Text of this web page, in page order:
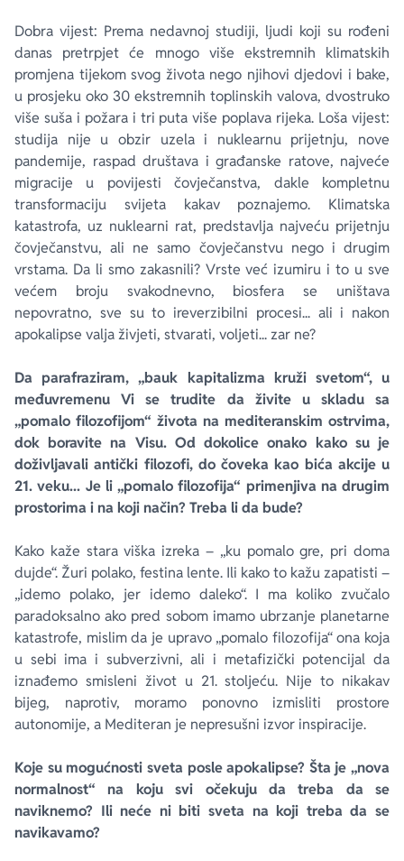
Dobra vijest: Prema nedavnoj studiji, ljudi koji su rođeni
danas pretrpjet će mnogo više ekstremnih klimatskih
promjena tijekom svog života nego njihovi djedovi i bake,
u prosjeku oko 30 ekstremnih toplinskih valova, dvostruko
više suša i požara i tri puta više poplava rijeka. Loša vijest:
studija nije u obzir uzela i nuklearnu prijetnju, nove
pandemije, raspad društava i građanske ratove, najveće
migracije u povijesti čovječanstva, dakle kompletnu
transformaciju svijeta kakav poznajemo. Klimatska
katastrofa, uz nuklearni rat, predstavlja najveću prijetnju
čovječanstvu, ali ne samo čovječanstvu nego i drugim
vrstama. Da li smo zakasnili? Vrste već izumiru i to u sve
većem broju svakodnevno, biosfera se uništava
nepovratno, sve su to ireverzibilni procesi... ali i nakon
apokalipse valja živjeti, stvarati, voljeti... zar ne?
Da parafraziram, „bauk kapitalizma kruži svetom“, u
međuvremenu Vi se trudite da živite u skladu sa
„pomalo filozofijom“ života na mediteranskim ostrvima,
dok boravite na Visu. Od dokolice onako kako su je
doživljavali antički filozofi, do čoveka kao bića akcije u
21. veku... Je li „pomalo filozofija“ primenjiva na drugim
prostorima i na koji način? Treba li da bude?
Kako kaže stara viška izreka – „ku pomalo gre, pri doma
dujde“. Žuri polako, festina lente. Ili kako to kažu zapatisti –
„idemo polako, jer idemo daleko“. I ma koliko zvučalo
paradoksalno ako pred sobom imamo ubrzanje planetarne
katastrofe, mislim da je upravo „pomalo filozofija“ ona koja
u sebi ima i subverzivni, ali i metafizički potencijal da
iznađemo smisleni život u 21. stoljeću. Nije to nikakav
bijeg, naprotiv, moramo ponovno izmisliti prostore
autonomije, a Mediteran je nepresušni izvor inspiracije.
Koje su mogućnosti sveta posle apokalipse? Šta je „nova
normalnost“ na koju svi očekuju da treba da se
naviknemo? Ili neće ni biti sveta na koji treba da se
navikavamo?